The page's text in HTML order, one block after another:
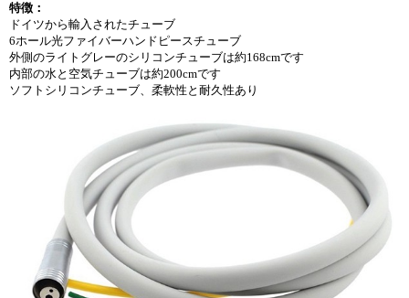
特徴：
ドイツから輸入されたチューブ
6ホール光ファイバーハンドピースチューブ
外側のライトグレーのシリコンチューブは約168cmです
内部の水と空気チューブは約200cmです
ソフトシリコンチューブ、柔軟性と耐久性あり